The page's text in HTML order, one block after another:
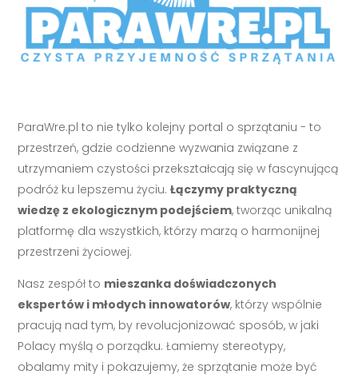
ParaWre.pl to nie tylko kolejny portal o sprzątaniu - to
przestrzeń, gdzie codzienne wyzwania związane z
utrzymaniem czystości przekształcają się w fascynującą
podróż ku lepszemu życiu.Łączymy praktyczną
wiedzę z ekologicznym podejściem, tworząc unikalną
platformę dla wszystkich, którzy marzą o harmonijnej
przestrzeni życiowej.
Nasz zespół to mieszanka doświadczonych
ekspertów i młodych innowatorów, którzy wspólnie
pracują nad tym, by revolucjonizować sposób, w jaki
Polacy myślą o porządku. Łamiemy stereotypy,
obalamy mity i pokazujemy, że sprzątanie może być